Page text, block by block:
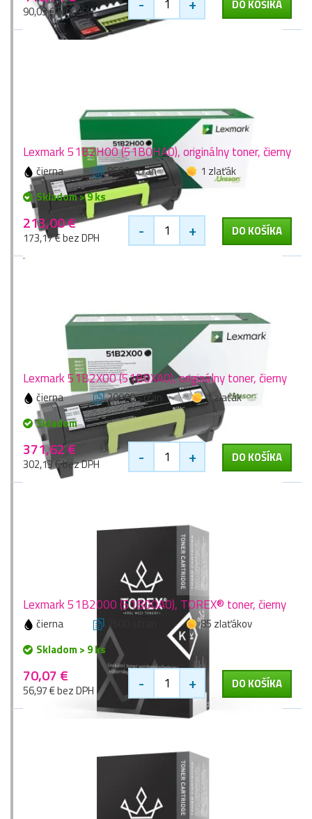
90,03 € bez DPH DO KOŠÍKA
Lexmark 51B2H00 (51B0HA0), originálny toner, čierny
čierna 8500 stran
1 zlaťák
Skladom > 9 ks
213,00 €
173,17 € bez DPH - + DO KOŠÍKA
Lexmark 51B2X00 (51B0XA0), originálny toner, čierny
čierna 20000 stran
1 zlaťák
Skladom
371,62 €
302,13 € bez DPH - + DO KOŠÍKA
Lexmark 51B2000 (51B00A0), TOREX® toner, čierny
čierna 2500 stran
85 zlaťákov
Skladom > 9 ks
70,07 €
56,97 € bez DPH - + DO KOŠÍKA